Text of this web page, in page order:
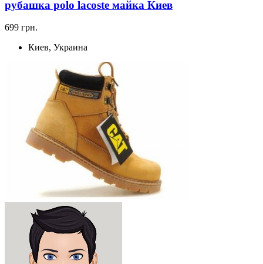
рубашка polo lacoste майка Киев
699 грн.
Киев, Украина